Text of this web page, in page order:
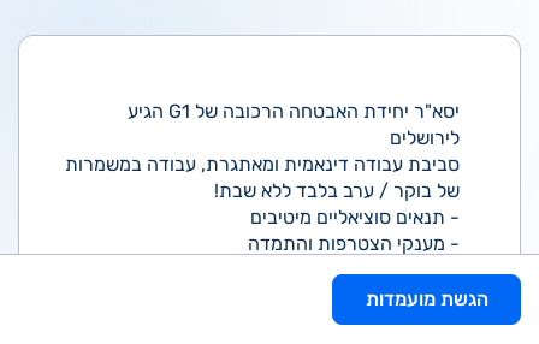
יסא"ר יחידת האבטחה הרכובה של G1 הגיע
לירושלים
סביבת עבודה דינאמית ומאתגרת, עבודה במשמרות
של בוקר / ערב בלבד ללא שבת!
- תנאים סוציאליים מיטיבים
- מענקי הצטרפות והתמדה
- 55 ש"ח לשעה
מותנה במעבר קורס מתקדם ב' - בן 8 ימים
***מענק כספי לבאים עם קורס רלוונטי בתוקף****
הגשת מועמדות